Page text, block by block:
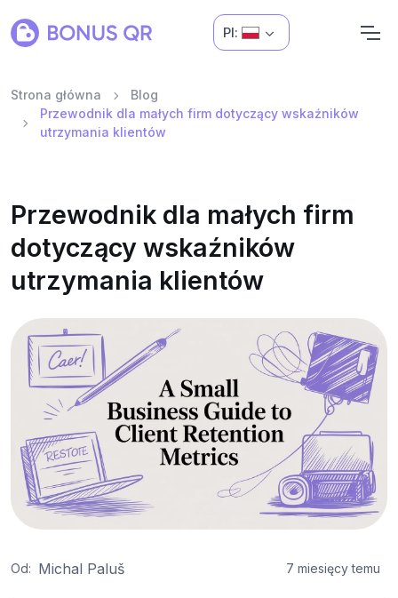
Pl:
Strona główna
Blog
Przewodnik dla małych firm dotyczący wskaźników
utrzymania klientów
Przewodnik dla małych firm
dotyczący wskaźników
utrzymania klientów
Od: Michal Paluš 7 miesięcy temu